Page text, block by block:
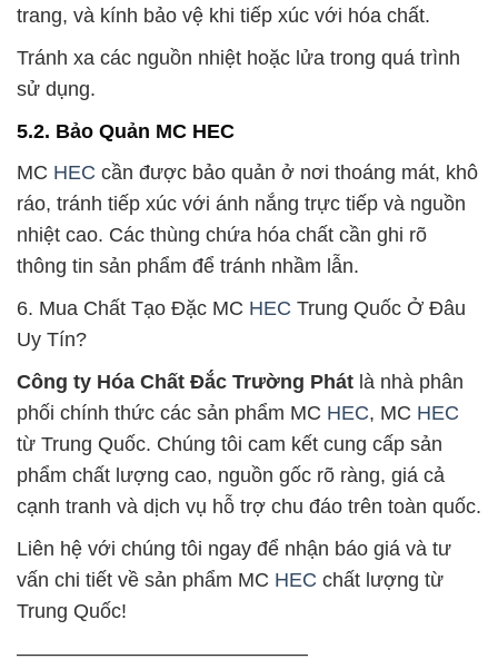
trang, và kính bảo vệ khi tiếp xúc với hóa chất.
Tránh xa các nguồn nhiệt hoặc lửa trong quá trình
sử dụng.
5.2. Bảo Quản MC HEC
MC HEC cần được bảo quản ở nơi thoáng mát, khô
ráo, tránh tiếp xúc với ánh nắng trực tiếp và nguồn
nhiệt cao. Các thùng chứa hóa chất cần ghi rõ
thông tin sản phẩm để tránh nhầm lẫn.
6. Mua Chất Tạo Đặc MC HEC Trung Quốc Ở Đâu
Uy Tín?
Công ty Hóa Chất Đắc Trường Phát là nhà phân
phối chính thức các sản phẩm MC HEC, MC HEC
từ Trung Quốc. Chúng tôi cam kết cung cấp sản
phẩm chất lượng cao, nguồn gốc rõ ràng, giá cả
cạnh tranh và dịch vụ hỗ trợ chu đáo trên toàn quốc.
Liên hệ với chúng tôi ngay để nhận báo giá và tư
vấn chi tiết về sản phẩm MC HEC chất lượng từ
Trung Quốc!
——————————————–